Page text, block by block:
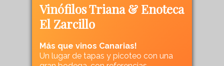
Vinófilos Triana & Enoteca
El Zarcillo
Más que vinos Canarias!
Un lugar de tapas y picoteo con una